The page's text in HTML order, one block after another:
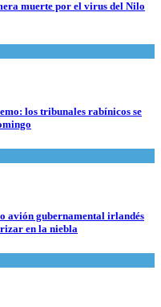
muerte por el virus del Nilo
los tribunales rabínicos se
avión gubernamental irlandés
en la niebla